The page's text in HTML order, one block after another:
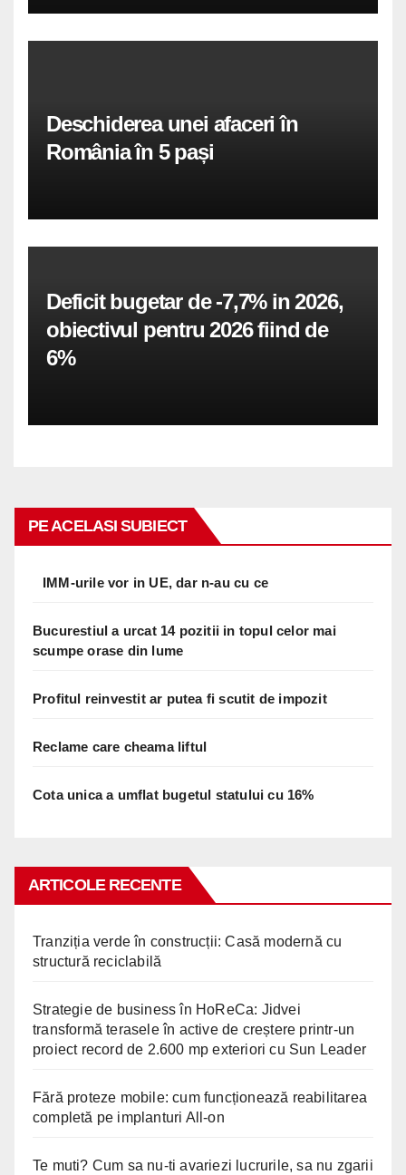
Deschiderea unei afaceri în
România în 5 pași
Deficit bugetar de -7,7% in 2026,
obiectivul pentru 2026 fiind de
6%
PE ACELASI SUBIECT
IMM-urile vor in UE, dar n-au cu ce
Bucurestiul a urcat 14 pozitii in topul celor mai
scumpe orase din lume
Profitul reinvestit ar putea fi scutit de impozit
Reclame care cheama liftul
Cota unica a umflat bugetul statului cu 16%
ARTICOLE RECENTE
Tranziția verde în construcții: Casă modernă cu
structură reciclabilă
Strategie de business în HoReCa: Jidvei
transformă terasele în active de creștere printr-un
proiect record de 2.600 mp exteriori cu Sun Leader
Fără proteze mobile: cum funcționează reabilitarea
completă pe implanturi All-on
Te muti? Cum sa nu-ti avariezi lucrurile, sa nu zgarii